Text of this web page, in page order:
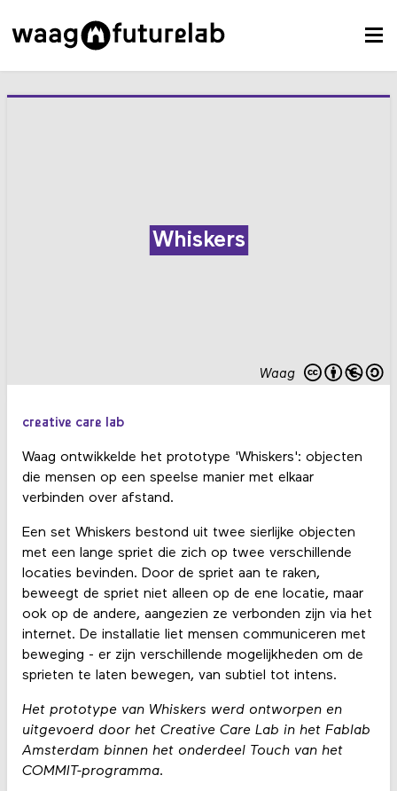
Waag
Whiskers
creative care lab
Waag ontwikkelde het prototype 'Whiskers': objecten
die mensen op een speelse manier met elkaar
verbinden over afstand.
Een set Whiskers bestond uit twee sierlijke objecten
met een lange spriet die zich op twee verschillende
locaties bevinden. Door de spriet aan te raken,
beweegt de spriet niet alleen op de ene locatie, maar
ook op de andere, aangezien ze verbonden zijn via het
internet. De installatie liet mensen communiceren met
beweging - er zijn verschillende mogelijkheden om de
sprieten te laten bewegen, van subtiel tot intens.
Het prototype van Whiskers werd ontworpen en
uitgevoerd door het Creative Care Lab in het Fablab
Amsterdam binnen het onderdeel Touch van het
COMMIT-programma.